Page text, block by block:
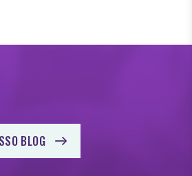
BLOG